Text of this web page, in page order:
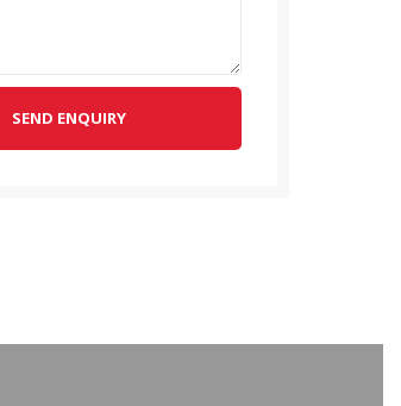
SEND ENQUIRY